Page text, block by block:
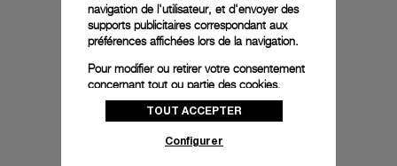
navigation de l'utilisateur, et d'envoyer des
supports publicitaires correspondant aux
préférences affichées lors de la navigation.
Pour modifier ou retirer votre consentement
concernant tout ou partie des cookies,
cliquez sur « Configurer » ou consultez notre
politique des cookiespour obtenir plus
TOUT ACCEPTER
Configurer